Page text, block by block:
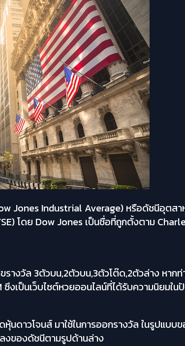
Jones Industrial Average) หรือดัชนีอุตส
โดย Dow Jones เป็นชื่อที่ถูกตั้งตาม
างวัล 3ตัวบน,2ตัวบน,3ตัวโต๊ด,2ตัวล่าง หากท่
ซึงเป็นเว็บไซต์หวยออนไลน์ที่ได้รับความนิยมใน
ดาวโจนส์ มาใช้ในการออกรางวัล ในรูปแบบ
ลงของดัชนีตามรูปด้านล่าง